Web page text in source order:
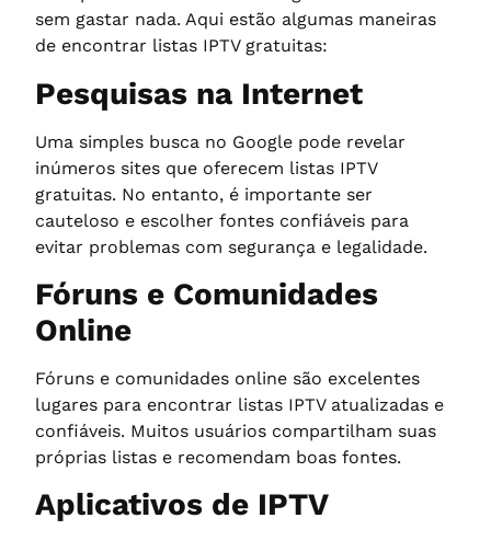
sem gastar nada. Aqui estão algumas maneiras
de encontrar listas IPTV gratuitas:
Pesquisas na Internet
Uma simples busca no Google pode revelar
inúmeros sites que oferecem listas IPTV
gratuitas. No entanto, é importante ser
cauteloso e escolher fontes confiáveis para
evitar problemas com segurança e legalidade.
Fóruns e Comunidades
Online
Fóruns e comunidades online são excelentes
lugares para encontrar listas IPTV atualizadas e
confiáveis. Muitos usuários compartilham suas
próprias listas e recomendam boas fontes.
Aplicativos de IPTV